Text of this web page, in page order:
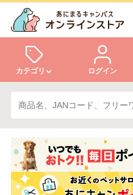
カテゴリ
犬
小動物・鳥
ログイン
ログイン
会員登録
あにまるキャンパスについ